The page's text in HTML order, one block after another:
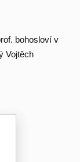
bohosloví v
Vojtěch